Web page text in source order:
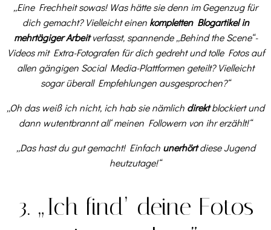
„Eine Frechheit sowas! Was hätte sie denn im Gegenzug für
dich gemacht? Vielleicht einen kompletten Blogartikel in
mehrtägiger Arbeitverfasst, spannende „Behind the Scene“-
Videos mit Extra-Fotografen für dich gedreht und tolle Fotos auf
allen gängigen Social Media-Plattformen geteilt? Vielleicht
sogar überall Empfehlungen ausgesprochen?“
„Oh das weiß ich nicht, ich hab sie nämlich direktblockiert und
dann wutentbrannt all‘ meinen Followern von ihr erzählt!“
„Das hast du gut gemacht! Einfach unerhörtdiese Jugend
heutzutage!“
3. „Ich find’ deine Fotos